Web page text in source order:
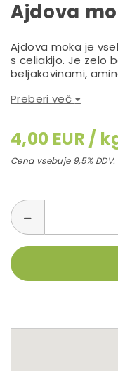
Ajdova
Ajdova moka je
s celiakijo. Je zelo bogata s hranili, vlakninami,
beljakovinami,
naredite krasne
zmleta v našem
Preberi več
4,00 EUR /
Cena vsebuje 9,5% DDV.